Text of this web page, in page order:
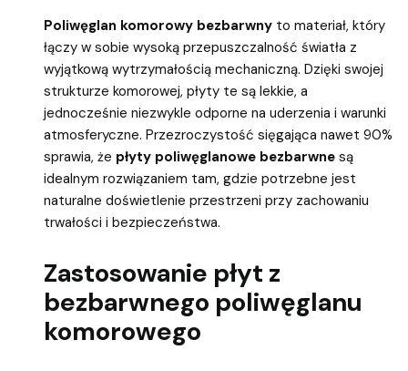
Poliwęglan komorowy bezbarwny to materiał, który
łączy w sobie wysoką przepuszczalność światła z
wyjątkową wytrzymałością mechaniczną. Dzięki swojej
strukturze komorowej, płyty te są lekkie, a
jednocześnie niezwykle odporne na uderzenia i warunki
atmosferyczne. Przezroczystość sięgająca nawet 90%
sprawia, że płyty poliwęglanowe bezbarwne są
idealnym rozwiązaniem tam, gdzie potrzebne jest
naturalne doświetlenie przestrzeni przy zachowaniu
trwałości i bezpieczeństwa.
Zastosowanie płyt z
bezbarwnego poliwęglanu
komorowego